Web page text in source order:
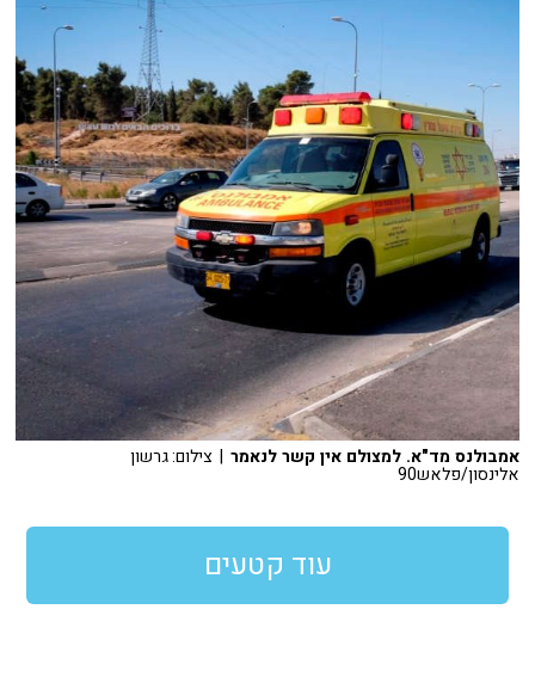
אמבולנס מד"א. למצולם אין קשר לנאמר | צילום: גרשון
אלינסון/פלאש90
עוד קטעים